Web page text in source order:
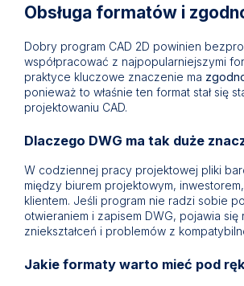
Obsługa formatów i
Dobry program CAD 2D powinien
współpracować z najpopularniejszymi
praktyce kluczowe znaczenie ma
ponieważ to właśnie ten format stał się
projektowaniu CAD.
Dlaczego DWG ma tak duże
W codziennej pracy projektowej pliki
między biurem projektowym,
klientem. Jeśli program nie radzi sobie
otwieraniem i zapisem DWG, pojawia się
zniekształceń i problemów z
Jakie formaty warto mieć pod